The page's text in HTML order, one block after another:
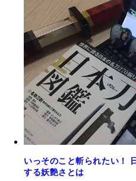
いっそのこと斬られたい！
する妖艶さとは